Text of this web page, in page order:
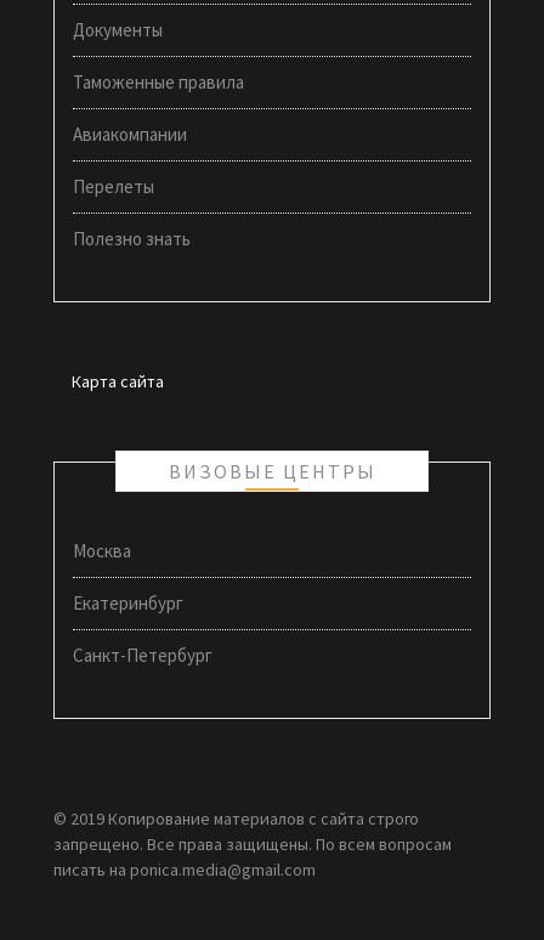
Документы
Таможенные правила
Авиакомпании
Перелеты
Полезно знать
Карта сайта
ВИЗОВЫЕ ЦЕНТРЫ
Москва
Екатеринбург
Санкт-Петербург
© 2019 Копирование материалов с сайта строго
запрещено. Все права защищены. По всем вопросам
писать на ponica.media@gmail.com